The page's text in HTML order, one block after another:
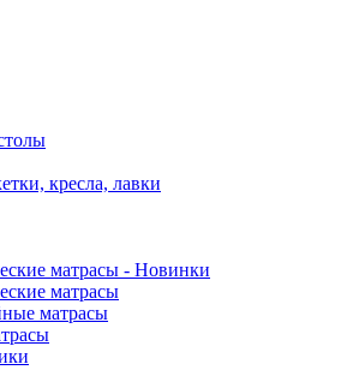
кресла, лавки
матрасы - Новинки
матрасы
матрасы